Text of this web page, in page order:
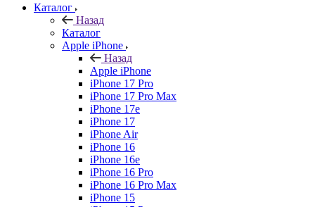
Каталог
Назад
Каталог
Apple iPhone
Назад
Apple iPhone
iPhone 17 Pro
iPhone 17 Pro Max
iPhone 17e
iPhone 17
iPhone Air
iPhone 16
iPhone 16e
iPhone 16 Pro
iPhone 16 Pro Max
iPhone 15